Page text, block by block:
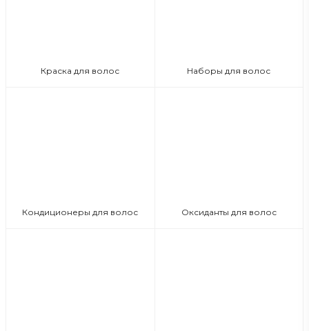
Краска для волос Наборы для волос
Кондиционеры для волос Оксиданты для волос